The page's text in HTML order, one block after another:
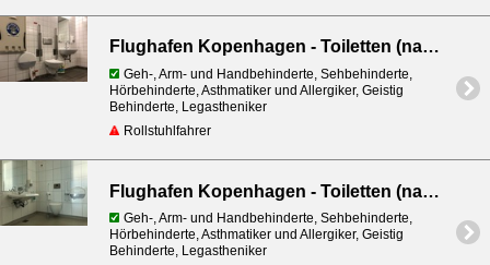
Flughafen Kopenhagen - Toiletten (nach Sicherheitskontrolle) - bei Gate D101
Geh-, Arm- und Handbehinderte, Sehbehinderte,
Hörbehinderte, Asthmatiker und Allergiker, Geistig
Behinderte, Legastheniker
Rollstuhlfahrer
Flughafen Kopenhagen - Toiletten (nach Sicherheitskontrolle) - bei Gate F7
Geh-, Arm- und Handbehinderte, Sehbehinderte,
Hörbehinderte, Asthmatiker und Allergiker, Geistig
Behinderte, Legastheniker